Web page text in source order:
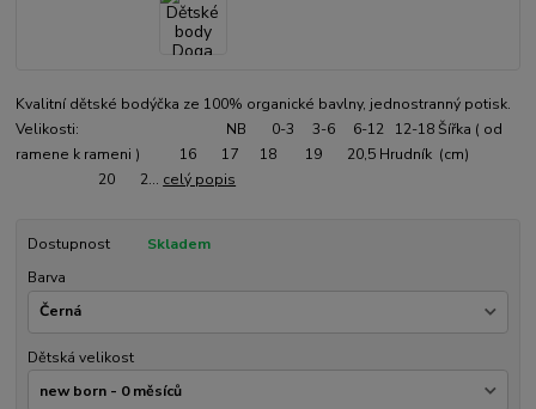
Kvalitní dětské bodýčka ze 100% organické bavlny, jednostranný potisk.
Velikosti: NB 0-3 3-6 6-12 12-18 Šířka ( od
ramene k rameni ) 16 17 18 19 20,5 Hrudník (cm)
20 2... celý popis
Dostupnost
Skladem
Barva
Dětská velikost